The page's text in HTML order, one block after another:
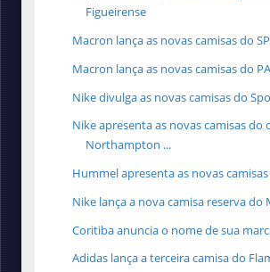
Figueirense
Macron lança as novas camisas do
Macron lança as novas camisas do
Nike divulga as novas camisas do
Nike apresenta as novas camisas do
Northampton ...
Hummel apresenta as novas
Nike lança a nova camisa reserva do
Coritiba anuncia o nome de sua
Adidas lança a terceira camisa do